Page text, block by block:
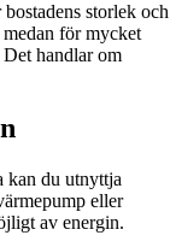
storlek och
för mycket
handlar om
kan du utnyttja
eller
av energin.